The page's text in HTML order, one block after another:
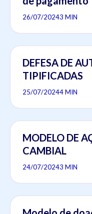
26/07/20243 MIN
DEFESA DE
TIPIFICADAS
25/07/20244 MIN
MODELO DE
CAMBIAL
24/07/20243 MIN